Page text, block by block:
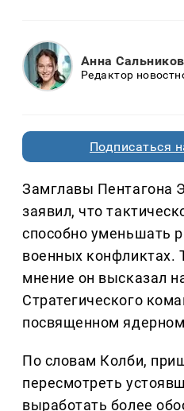
Анна
Редактор
Подписаться
Замглавы Пентагона
заявил, что
способно уменьшать
военных конфликтах.
мнение он высказал
Стратегического
посвященном
По словам Колби,
пересмотреть
выработать более